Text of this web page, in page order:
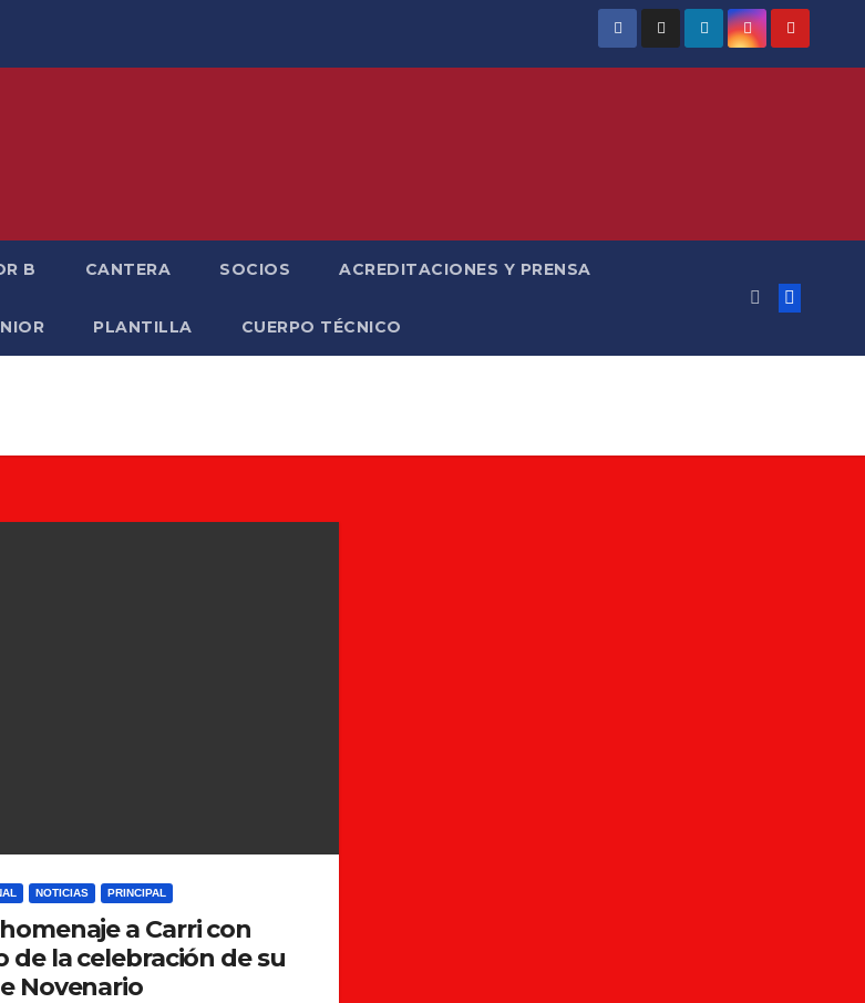
B CANTERA SOCIOS ACREDITACIONES Y PRENSA
PLANTILLA CUERPO TÉCNICO
NOTICIAS PRINCIPAL
a Carri con
de la celebración de su
Novenario